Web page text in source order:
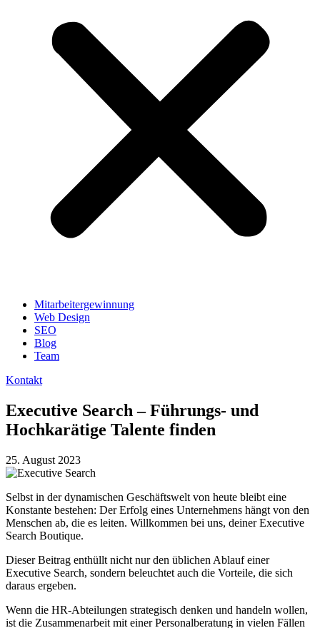
Mitarbeitergewinnung
Web Design
SEO
Blog
Team
Kontakt
Executive Search – Führungs- und
Hochkarätige Talente finden
25. August 2023
Selbst in der dynamischen Geschäftswelt von heute bleibt eine
Konstante bestehen: Der Erfolg eines Unternehmens hängt von den
Menschen ab, die es leiten. Willkommen bei uns, deiner Executive
Search Boutique.
Dieser Beitrag enthüllt nicht nur den üblichen Ablauf einer
Executive Search, sondern beleuchtet auch die Vorteile, die sich
daraus ergeben.
Wenn die HR-Abteilungen strategisch denken und handeln wollen,
ist die Zusammenarbeit mit einer Personalberatung in vielen Fällen